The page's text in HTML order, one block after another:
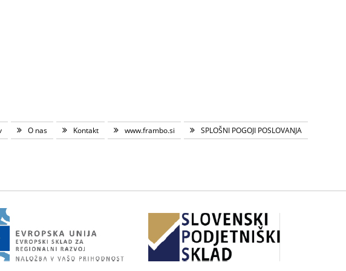
O nas Kontakt www.frambo.si SPLOŠNI POGOJI POSLOVANJA